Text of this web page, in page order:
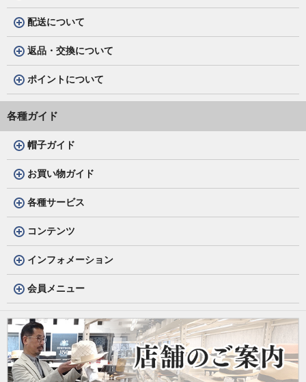
配送について
返品・交換について
ポイントについて
各種ガイド
帽子ガイド
お買い物ガイド
各種サービス
コンテンツ
インフォメーション
会員メニュー